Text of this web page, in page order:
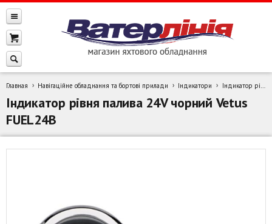
Главная Навігаційне обладнання та бортові прилади Індикатори Індикатор рівня палива 24V чорний Vetus FUEL24B
Індикатор рівня палива 24V чорний Vetus
FUEL24B